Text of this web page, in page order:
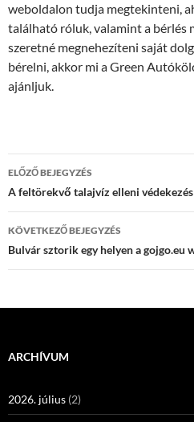
weboldalon tudja megtekinteni,
található róluk, valamint a bérlés
szeretné megnehezíteni saját
bérelni, akkor mi a Green
ajánljuk.
Bejegyzések
navigációja
ELŐZŐ BEJEGYZÉS
A feltörekvő talajvíz elleni védekezés
KÖVETKEZŐ BEJEGYZÉS
Bulvár sztorik egy helyen a gojgo.eu
ARCHÍVUM
2026. július (2)